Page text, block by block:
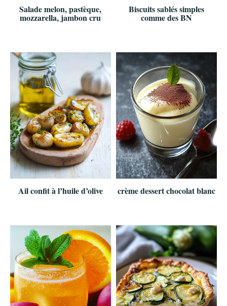
Salade melon, pastèque,
mozzarella, jambon cru
Biscuits sablés simples
comme des BN
Ail confit à l’huile d’olive crème dessert chocolat blanc